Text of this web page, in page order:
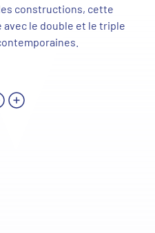
constructions, cette
le double et le triple